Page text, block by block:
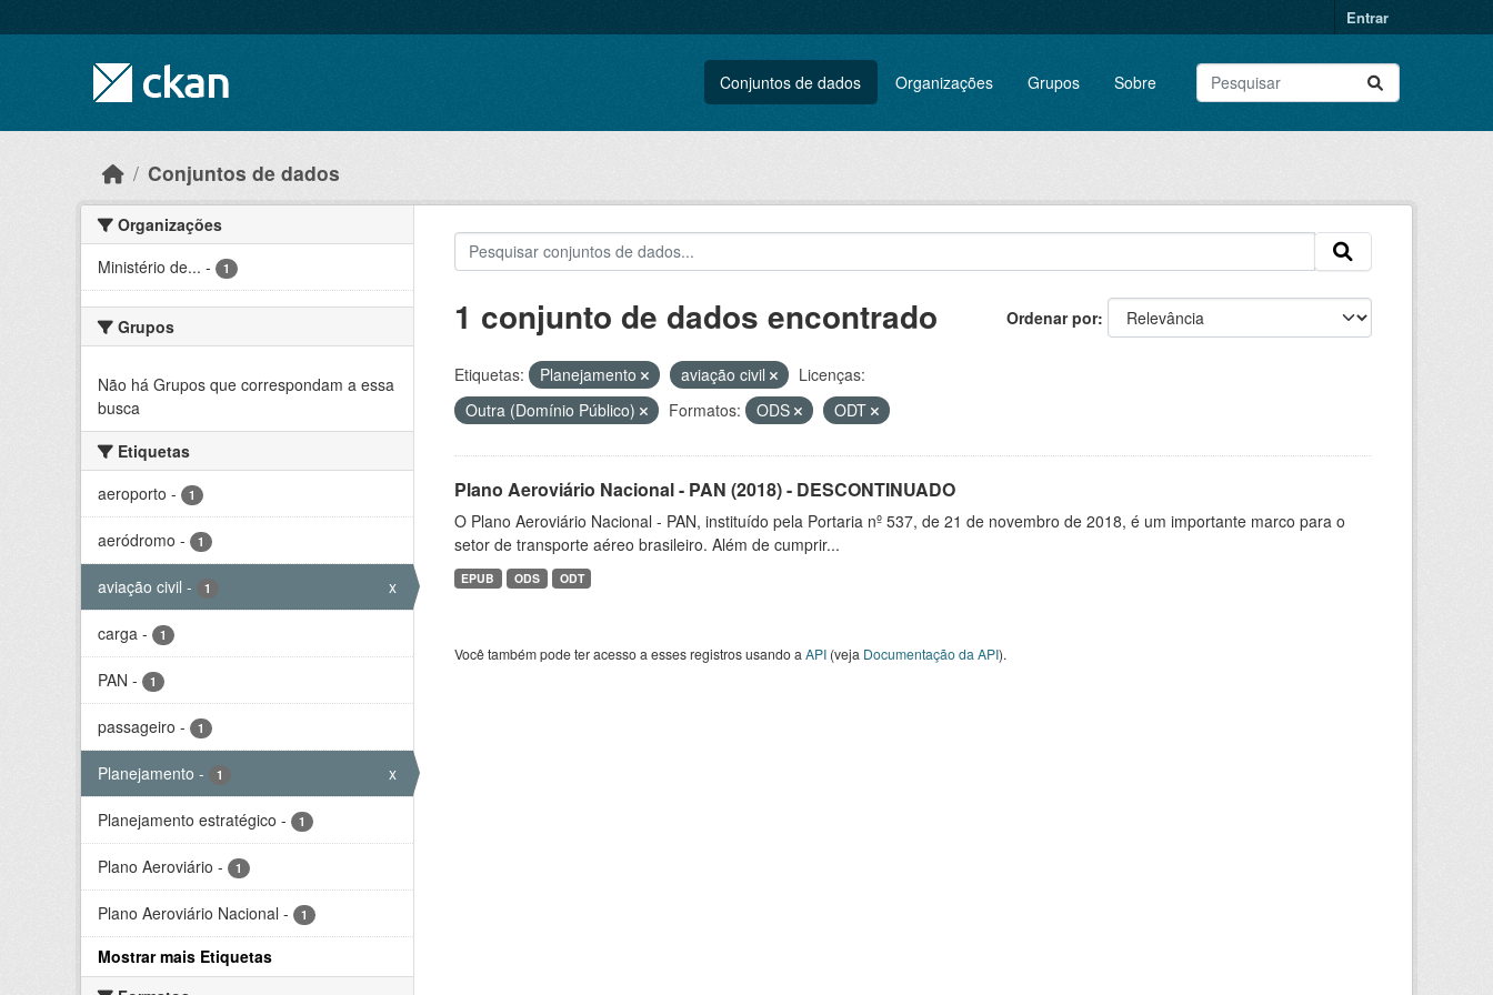
Entrar
Conjuntos de dados Organizações Grupos Sobre
Conjuntos de dados
Organizações
Ministério de... - 1
Grupos
Não há Grupos que correspondam a essa
busca
Etiquetas
aeroporto - 1
aeródromo - 1
aviação civil - 1 x
carga - 1
PAN - 1
passageiro - 1
Planejamento - 1 x
Planejamento estratégico - 1
Plano Aeroviário - 1
Plano Aeroviário Nacional - 1
Mostrar mais Etiquetas
Ordenar por
1 conjunto de dados encontrado
Etiquetas: Planejamento aviação civil
Licenças:
Outra (Domínio Público)
Formatos: ODS ODT
Plano Aeroviário Nacional - PAN (2018) - DESCONTINUADO
O Plano Aeroviário Nacional - PAN, instituído pela Portaria nº 537, de 21 de novembro de 2018, é um importante marco para o
setor de transporte aéreo brasileiro. Além de cumprir...
EPUB ODS ODT
Você também pode ter acesso a esses registros usando a API(veja Documentação da API).